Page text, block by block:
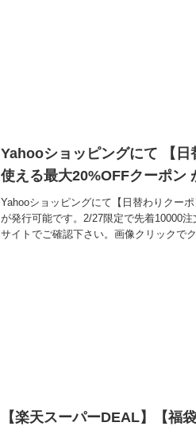
Yahooショッピングにて 【
使える最大20%OFFクーポン
Yahooショッピングにて【日替わりクー
が発行可能です。2/27限定で先着10000
サイトでご確認下さい。画像クリックで
【楽天スーパーDEAL】【福